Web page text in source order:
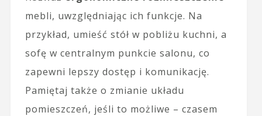
mebli, uwzględniając ich funkcje. Na
przykład, umieść stół w pobliżu kuchni, a
sofę w centralnym punkcie salonu, co
zapewni lepszy dostęp i komunikację.
Pamiętaj także o zmianie układu
pomieszczeń, jeśli to możliwe – czasem